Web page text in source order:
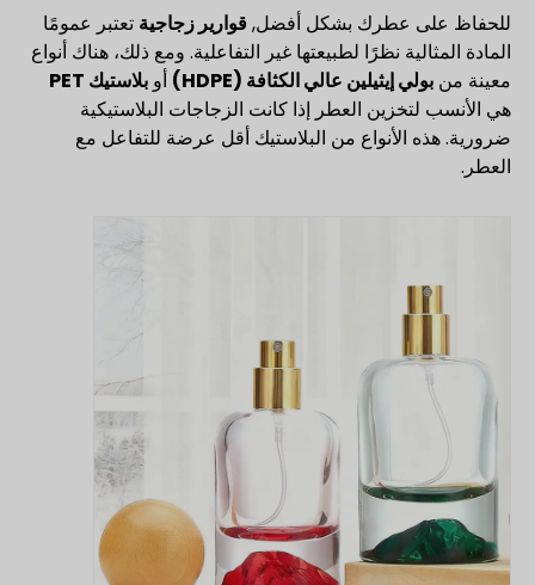
للحفاظ على عطرك بشكل أفضل,قوارير زجاجية تعتبر عمومًا
المادة المثالية نظرًا لطبيعتها غير التفاعلية. ومع ذلك، هناك أنواع
معينة من بولي إيثيلين عالي الكثافة (HDPE) أو بلاستيك PET
هي الأنسب لتخزين العطر إذا كانت الزجاجات البلاستيكية
ضرورية. هذه الأنواع من البلاستيك أقل عرضة للتفاعل مع
العطر.